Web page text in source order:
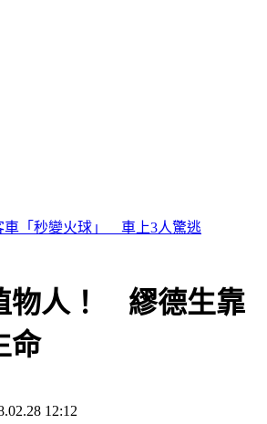
楊爸淚怒轟加害者：做樣子給法官看
物人！ 繆德生靠
命
12:12